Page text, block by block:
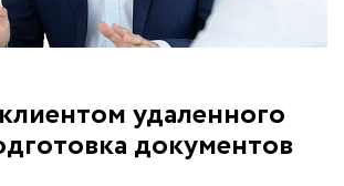
удаленного
документов